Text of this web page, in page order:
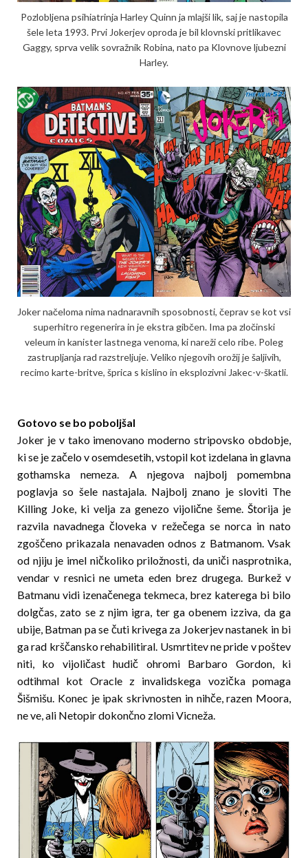
Pozlobljena psihiatrinja Harley Quinn ja mlajši lik, saj je nastopila
šele leta 1993. Prvi Jokerjev oproda je bil klovnski pritlikavec
Gaggy, sprva velik sovražnik Robina, nato pa Klovnove ljubezni
Harley.
Joker načeloma nima nadnaravnih sposobnosti, čeprav se kot vsi
superhitro regenerira in je ekstra gibčen. Ima pa zločinski
veleum in kanister lastnega venoma, ki nareži celo ribe. Poleg
zastrupljanja rad razstreljuje. Veliko njegovih orožij je šaljivih,
recimo karte-britve, šprica s kislino in eksplozivni Jakec-v-škatli.
Gotovo se bo poboljšal
Joker je v tako imenovano moderno stripovsko obdobje,
ki se je začelo v osemdesetih, vstopil kot izdelana in glavna
gothamska nemeza. A njegova najbolj pomembna
poglavja so šele nastajala. Najbolj znano je sloviti The
Killing Joke, ki velja za genezo vijolične šeme. Štorija je
razvila navadnega človeka v režečega se norca in nato
zgoščeno prikazala nenavaden odnos z Batmanom. Vsak
od njiju je imel ničkoliko priložnosti, da uniči nasprotnika,
vendar v resnici ne umeta eden brez drugega. Burkež v
Batmanu vidi izenačenega tekmeca, brez katerega bi bilo
dolgčas, zato se z njim igra, ter ga obenem izziva, da ga
ubije, Batman pa se čuti krivega za Jokerjev nastanek in bi
ga rad krščansko rehabilitiral. Usmrtitev ne pride v poštev
niti, ko vijoličast hudič ohromi Barbaro Gordon, ki
odtihmal kot Oracle z invalidskega vozička pomaga
Šišmišu. Konec je ipak skrivnosten in nihče, razen Moora,
ne ve, ali Netopir dokončno zlomi Vicneža.